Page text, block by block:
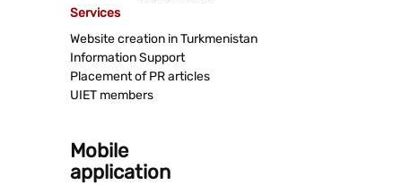
Services
Website creation in Turkmenistan
Information Support
Placement of PR articles
UIET members
Mobile
application